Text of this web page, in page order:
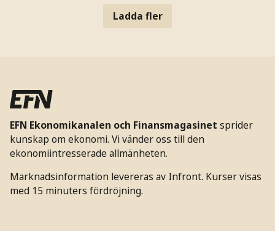
Ladda fler
EFN Ekonomikanalen och Finansmagasinet sprider
kunskap om ekonomi. Vi vänder oss till den
ekonomiintresserade allmänheten.
Marknadsinformation levereras av Infront. Kurser visas
med 15 minuters fördröjning.